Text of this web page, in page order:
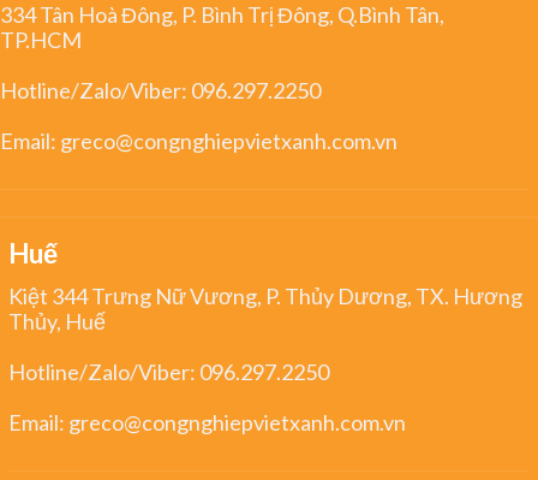
334 Tân Hoà Đông, P. Bình Trị Đông, Q.Bình Tân,
TP.HCM
Hotline/Zalo/Viber: 096.297.2250
Email: greco@congnghiepvietxanh.com.vn
Huế
Kiệt 344 Trưng Nữ Vương, P. Thủy Dương, TX. Hương
Thủy, Huế
Hotline/Zalo/Viber: 096.297.2250
Email: greco@congnghiepvietxanh.com.vn